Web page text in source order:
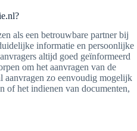
als een betrouwbare partner bij
informatie en persoonlijke
altijd goed geïnformeerd
om het aanvragen van de
aanvragen zo eenvoudig mogelijk
of het indienen van documenten,